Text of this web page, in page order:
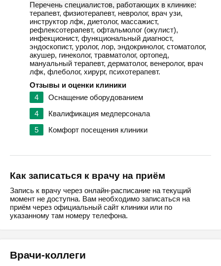
Перечень специалистов, работающих в клинике:
терапевт, физиотерапевт, невролог, врач узи,
инструктор лфк, диетолог, массажист,
рефлексотерапевт, офтальмолог (окулист),
инфекционист, функциональный диагност,
эндоскопист, уролог, лор, эндокринолог, стоматолог,
акушер, гинеколог, травматолог, ортопед,
мануальный терапевт, дерматолог, венеролог, врач
лфк, флеболог, хирург, психотерапевт.
Отзывы и оценки клиники
4
Оснащение оборудованием
4
Квалификация медперсонала
5
Комфорт посещения клиники
Как записаться к врачу на приём
Запись к врачу через онлайн-расписание на текущий
момент не доступна. Вам необходимо записаться на
приём через официальный сайт клиники или по
указанному там номеру телефона.
Врачи-коллеги